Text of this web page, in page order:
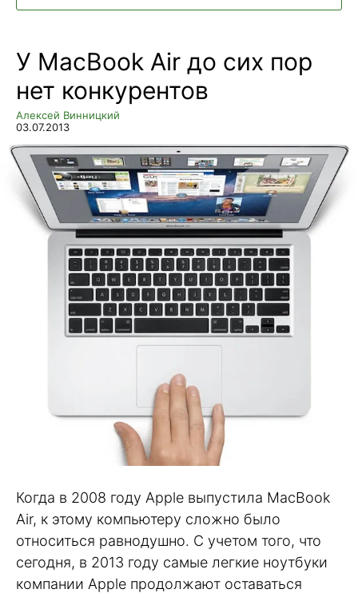
У MacBook Air до сих пор
нет конкурентов
Алексей Винницкий
03.07.2013
Когда в 2008 году Apple выпустила MacBook
Air, к этому компьютеру сложно было
относиться равнодушно. С учетом того, что
сегодня, в 2013 году самые легкие ноутбуки
компании Apple продолжают оставаться